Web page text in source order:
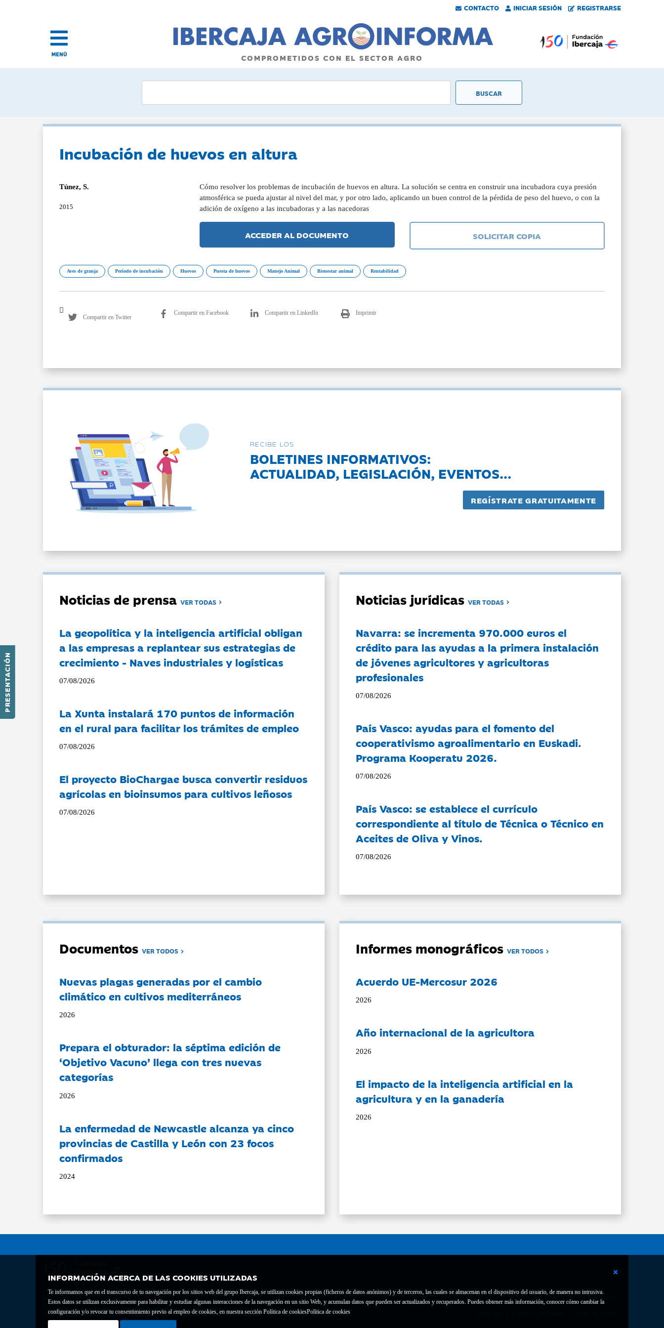
CONTACTO INICIAR SESIÓN REGISTRARSE
PRESENTACIÓN
MENÚ COMPROMETIDOS CON EL SECTOR AGRO
INFORMACIÓN ACERCA DE LAS COOKIES UTILIZADAS
Te informamos que en el transcurso de tu navegación por los sitios web del grupo Ibercaja, se utilizan cookies propias (ficheros de datos anónimos) y de terceros, las cuales se almacenan en el dispositivo del usuario, de manera no intrusiva.
Estos datos se utilizan exclusivamente para habilitar y estudiar algunas interacciones de la navegación en un sitio Web, y acumulan datos que pueden ser actualizados y recuperados. Puedes obtener más información, conocer cómo cambiar la
configuración y/o revocar tu consentimiento previo al empleo de cookies, en nuestra sección Política de cookiesPolítica de cookies
Incubación de huevos en altura
Túnez, S.
2015
Cómo resolver los problemas de incubación de huevos en altura. La solución se centra en construir una incubadora cuya presión
atmosférica se pueda ajustar al nivel del mar, y por otro lado, aplicando un buen control de la pérdida de peso del huevo, o con la
adición de oxígeno a las incubadoras y a las nacedoras
ACCEDER AL DOCUMENTO SOLICITAR COPIA
Aves de granja Período de incubación Huevos Puesta de huevos Manejo Animal Bienestar animal Rentabilidad
Compartir en Twitter
Compartir en Facebook Compartir en LinkedIn Imprimir
RECIBE LOS
BOLETINES INFORMATIVOS:
ACTUALIDAD, LEGISLACIÓN, EVENTOS...
Noticias de prensaVER TODAS
La geopolítica y la inteligencia artificial obligan
a las empresas a replantear sus estrategias de
crecimiento - Naves industriales y logísticas
07/08/2026
La Xunta instalará 170 puntos de información
en el rural para facilitar los trámites de empleo
07/08/2026
El proyecto BioChargae busca convertir residuos
agrícolas en bioinsumos para cultivos leñosos
07/08/2026
Noticias jurídicasVER TODAS
Navarra: se incrementa 970.000 euros el
crédito para las ayudas a la primera instalación
de jóvenes agricultores y agricultoras
profesionales
07/08/2026
País Vasco: ayudas para el fomento del
cooperativismo agroalimentario en Euskadi.
Programa Kooperatu 2026.
07/08/2026
País Vasco: se establece el currículo
correspondiente al título de Técnica o Técnico en
Aceites de Oliva y Vinos.
07/08/2026
DocumentosVER TODOS
Nuevas plagas generadas por el cambio
climático en cultivos mediterráneos
2026
Prepara el obturador: la séptima edición de
‘Objetivo Vacuno’ llega con tres nuevas
categorías
2026
La enfermedad de Newcastle alcanza ya cinco
provincias de Castilla y León con 23 focos
confirmados
2024
Informes monográficosVER TODOS
Acuerdo UE-Mercosur 2026
2026
Año internacional de la agricultora
2026
El impacto de la inteligencia artificial en la
agricultura y en la ganadería
2026
Fundación Bancaria Ibercaja C.I.F. G-50000652.
Inscrita en el Registro de Fundaciones del Mº de Educación, Cultura y Deporte con el nº 1689.
Domicilio social: Joaquín Costa, 13. 50001 Zaragoza.
Contacto Declaración de accesibilidad